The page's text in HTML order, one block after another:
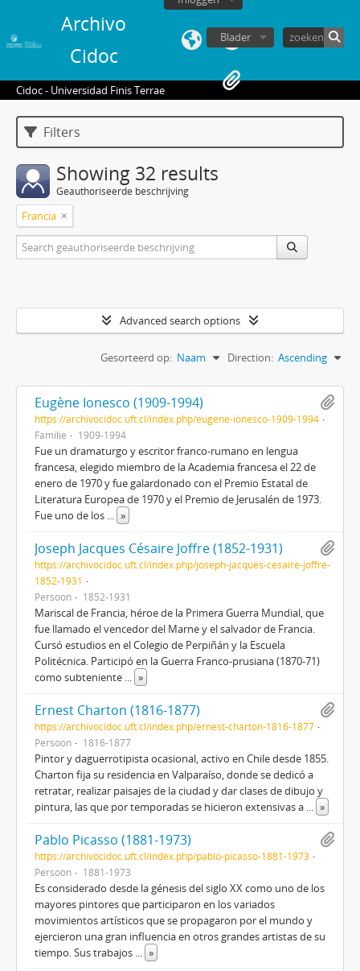
Archivo
Cidoc
Blader
Cidoc - Universidad Finis Terrae
Filters
Showing 32 results
Geauthoriseerde beschrijving
Francia
Advanced search options
Gesorteerd op: Naam Direction: Ascending
Eugène Ionesco (1909-1994)
https://archivocidoc.uft.cl/index.php/eugene-ionesco-1909-1994
Familie
1909-1994
Fue un dramaturgo y escritor franco-rumano en lengua
francesa, elegido miembro de la Academia francesa el 22 de
enero de 1970 y fue galardonado con el Premio Estatal de
Literatura Europea de 1970 y el Premio de Jerusalén de 1973.
Fue uno de los ... »
Joseph Jacques Césaire Joffre (1852-1931)
https://archivocidoc.uft.cl/index.php/joseph-jacques-cesaire-joffre-
1852-1931
Persoon
1852-1931
Mariscal de Francia, héroe de la Primera Guerra Mundial, que
fue llamado el vencedor del Marne y el salvador de Francia.
Cursó estudios en el Colegio de Perpiñán y la Escuela
Politécnica. Participó en la Guerra Franco-prusiana (1870-71)
como subteniente ... »
Ernest Charton (1816-1877)
https://archivocidoc.uft.cl/index.php/ernest-charton-1816-1877
Persoon
1816-1877
Pintor y daguerrotipista ocasional, activo en Chile desde 1855.
Charton fija su residencia en Valparaíso, donde se dedicó a
retratar, realizar paisajes de la ciudad y dar clases de dibujo y
pintura, las que por temporadas se hicieron extensivas a ... »
Pablo Picasso (1881-1973)
https://archivocidoc.uft.cl/index.php/pablo-picasso-1881-1973
Persoon
1881-1973
Es considerado desde la génesis del siglo XX como uno de los
mayores pintores que participaron en los variados
movimientos artísticos que se propagaron por el mundo y
ejercieron una gran influencia en otros grandes artistas de su
tiempo. Sus trabajos ... »